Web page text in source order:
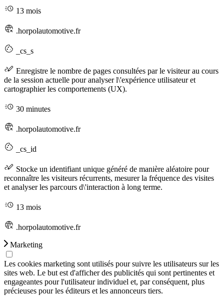
13 mois
.horpolautomotive.fr
_cs_s
Enregistre le nombre de pages consultées par le visiteur au cours
de la session actuelle pour analyser l\'expérience utilisateur et
cartographier les comportements (UX).
30 minutes
.horpolautomotive.fr
_cs_id
Stocke un identifiant unique généré de manière aléatoire pour
reconnaître les visiteurs récurrents, mesurer la fréquence des visites
et analyser les parcours d\'interaction à long terme.
13 mois
.horpolautomotive.fr
Marketing
Les cookies marketing sont utilisés pour suivre les utilisateurs sur les
sites web. Le but est d'afficher des publicités qui sont pertinentes et
engageantes pour l'utilisateur individuel et, par conséquent, plus
précieuses pour les éditeurs et les annonceurs tiers.